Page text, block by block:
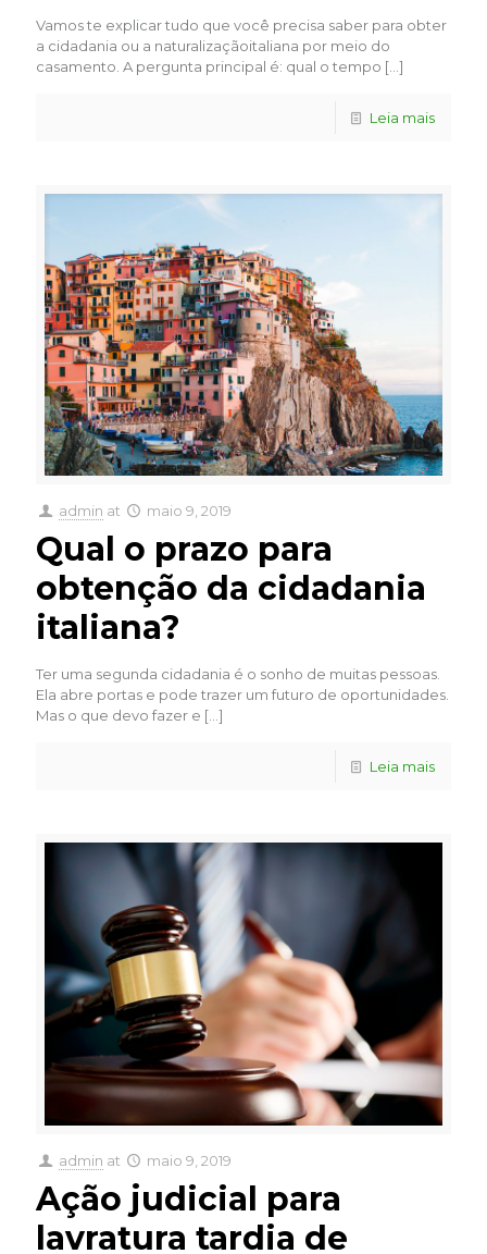
Vamos te explicar tudo que você precisa saber para obter
a cidadania ou a naturalizaçãoitaliana por meio do
casamento. A pergunta principal é: qual o tempo […]
Leia mais
admin at maio 9, 2019
Qual o prazo para
obtenção da cidadania
italiana?
Ter uma segunda cidadania é o sonho de muitas pessoas.
Ela abre portas e pode trazer um futuro de oportunidades.
Mas o que devo fazer e […]
Leia mais
admin at maio 9, 2019
Ação judicial para
lavratura tardia de